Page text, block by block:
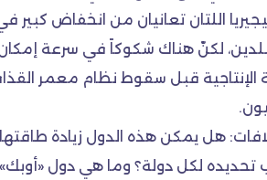
اللتان تعانيان من انخفاض
هل يمكن هذه الدول زيادة
تحديده لكل دولة؟ وما هي دول